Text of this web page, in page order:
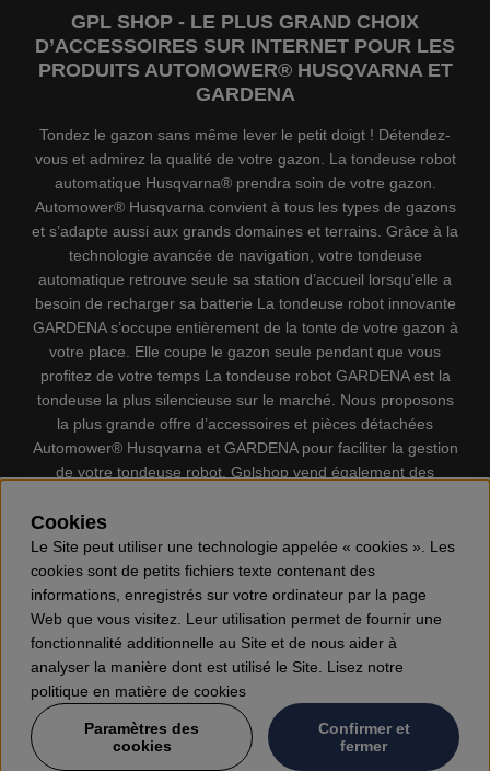
GPL SHOP - LE PLUS GRAND CHOIX
D’ACCESSOIRES SUR INTERNET POUR LES
PRODUITS AUTOMOWER® HUSQVARNA ET
GARDENA
Tondez le gazon sans même lever le petit doigt ! Détendez-
vous et admirez la qualité de votre gazon. La tondeuse robot
automatique Husqvarna® prendra soin de votre gazon.
Automower® Husqvarna convient à tous les types de gazons
et s’adapte aussi aux grands domaines et terrains. Grâce à la
technologie avancée de navigation, votre tondeuse
automatique retrouve seule sa station d’accueil lorsqu’elle a
besoin de recharger sa batterie La tondeuse robot innovante
GARDENA s’occupe entièrement de la tonte de votre gazon à
votre place. Elle coupe le gazon seule pendant que vous
profitez de votre temps La tondeuse robot GARDENA est la
tondeuse la plus silencieuse sur le marché. Nous proposons
la plus grande offre d’accessoires et pièces détachées
Automower® Husqvarna et GARDENA pour faciliter la gestion
de votre tondeuse robot. Gplshop vend également des
individuel, Coupe-bordures, Débroussailleuses, Taille haies,
Motoculteurs, Souffleur, Souffleuses à neige, Nettoyeurs
haute pression, Aspirateur, Découpeuses, Haches, Outils
forestiers, Lubrifiants, Carburants, Jouets ETC.
Cookies
Le Site peut utiliser une technologie appelée « cookies ». Les
cookies sont de petits fichiers texte contenant des
informations, enregistrés sur votre ordinateur par la page
Web que vous visitez. Leur utilisation permet de fournir une
fonctionnalité additionnelle au Site et de nous aider à
analyser la manière dont est utilisé le Site. Lisez notre
politique en matière de cookies
Paramètres des
cookies
Confirmer et
fermer